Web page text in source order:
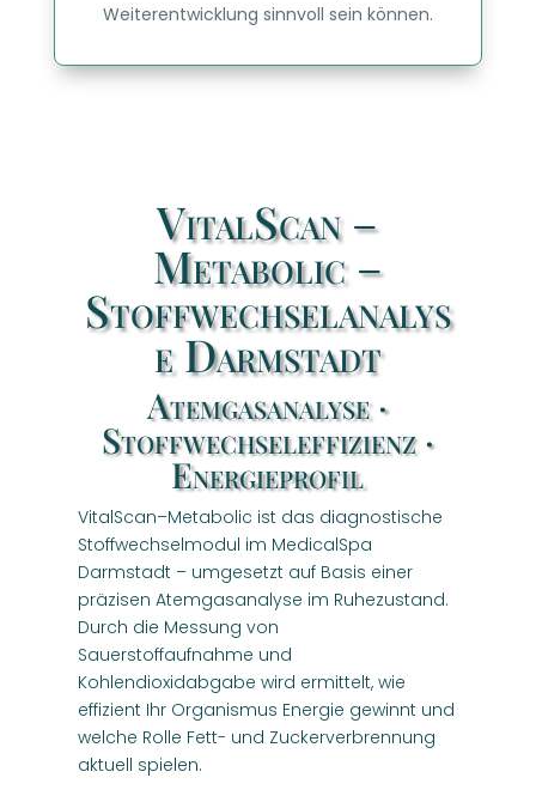
Weiterentwicklung sinnvoll sein können.
VitalScan –
Metabolic –
Stoffwechselanalys
e Darmstadt
Atemgasanalyse ·
Stoffwechseleffizienz ·
Energieprofil
VitalScan–Metabolic ist das diagnostische
Stoffwechselmodul im MedicalSpa
Darmstadt – umgesetzt auf Basis einer
präzisen Atemgasanalyse im Ruhezustand.
Durch die Messung von
Sauerstoffaufnahme und
Kohlendioxidabgabe wird ermittelt, wie
effizient Ihr Organismus Energie gewinnt und
welche Rolle Fett- und Zuckerverbrennung
aktuell spielen.